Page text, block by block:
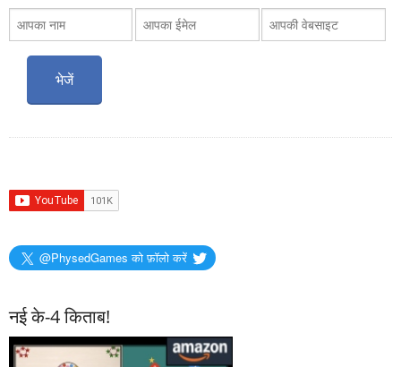
@PhysedGames को फ़ॉलो करें
नई के-4 किताब!